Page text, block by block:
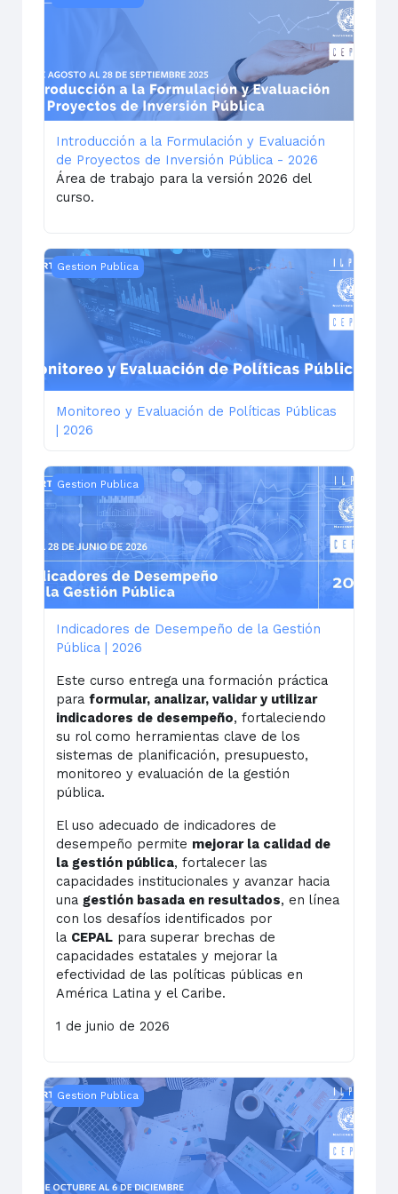
Introducción a la Formulación y Evaluación
de Proyectos de Inversión Pública - 2026
Área de trabajo para la versión 2026 del
curso.
Monitoreo y Evaluación de Políticas Públicas | 2026
Gestion Publica
Monitoreo y Evaluación de Políticas Públicas
| 2026
Indicadores de Desempeño de la Gestión Pública |
Gestion Publica
Indicadores de Desempeño de la Gestión
Pública | 2026
Este curso entrega una formación práctica
paraformular, analizar, validar y utilizar
indicadores de desempeño, fortaleciendo
su rol como herramientas clave de los
sistemas de planificación, presupuesto,
monitoreo y evaluación de la gestión
pública.
El uso adecuado de indicadores de
desempeño permite mejorar la calidad de
la gestión pública, fortalecer las
capacidades institucionales y avanzar hacia
una gestión basada en resultados, en línea
con los desafíos identificados por
la CEPAL para superar brechas de
capacidades estatales y mejorar la
efectividad de las políticas públicas en
América Latina y el Caribe.
1 de junio de 2026
RESPALDO Gestión x Resultados y VP - 2024
Gestion Publica